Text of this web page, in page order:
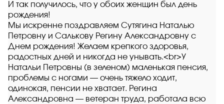
И так получилось, что у обоих женщин был день
рождения!
Мы искренне поздравляем Сутягина Наталью
Петровну и Салькову Регину Александровну с
Днем рождения! Желаем крепкого здоровья,
радостных дней и никогда не унывать.<br>У
Натальи Петровны (в зеленом) маленькая пенсия,
проблемы с ногами — очень тяжело ходит,
одинокая, пенсии не хватает. Регина
Александровна — ветеран труда, работала всю